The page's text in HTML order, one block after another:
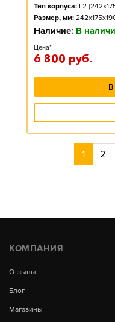
Тип корпуса: L2
Размер, мм:
Наличие: В
Цена*
6 800 руб.
1 2
КОМПАНИЯ
Отзывы
Блог
Магазины